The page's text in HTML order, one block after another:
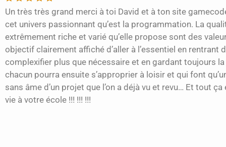
Un très très grand merci à toi David et à ton site
cet univers passionnant qu’est la programmation. La
extrêmement riche et varié qu’elle propose sont des
objectif clairement affiché d’aller à l’essentiel en
complexifier plus que nécessaire et en gardant toujours
chacun pourra ensuite s’approprier à loisir et qui font
sans âme d’un projet que l’on a déjà vu et revu… Et tout
vie à votre école !!! !!! !!!